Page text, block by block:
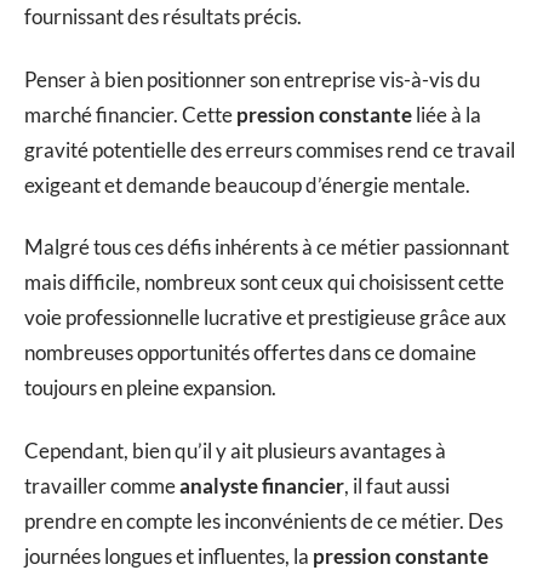
fournissant des résultats précis.
Penser à bien positionner son entreprise vis-à-vis du
marché financier. Cettepression constanteliée à la
gravité potentielle des erreurs commises rend ce travail
exigeant et demande beaucoup d’énergie mentale.
Malgré tous ces défis inhérents à ce métier passionnant
mais difficile, nombreux sont ceux qui choisissent cette
voie professionnelle lucrative et prestigieuse grâce aux
nombreuses opportunités offertes dans ce domaine
toujours en pleine expansion.
Cependant, bien qu’il y ait plusieurs avantages à
travailler commeanalyste financier, il faut aussi
prendre en compte les inconvénients de ce métier. Des
journées longues et influentes, la pression constante